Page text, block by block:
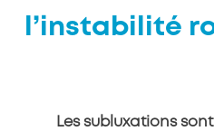
l’instabilité
Les subluxations